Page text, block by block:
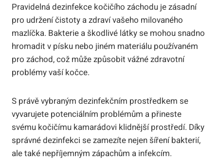
Pravidelná dezinfekce kočičího záchodu je zásadní
pro udržení čistoty a zdraví vašeho milovaného
mazlíčka. Bakterie a škodlivé látky se mohou snadno
hromadit v písku nebo jiném materiálu používaném
pro záchod, což může způsobit vážné zdravotní
problémy vaší kočce.
S právě vybraným dezinfekčním prostředkem se
vyvarujete potenciálním problémům a přineste
svému kočičímu kamarádovi klidnější prostředí. Díky
správné dezinfekci se zamezíte nejen šíření bakterií,
ale také nepříjemným zápachům a infekcím.